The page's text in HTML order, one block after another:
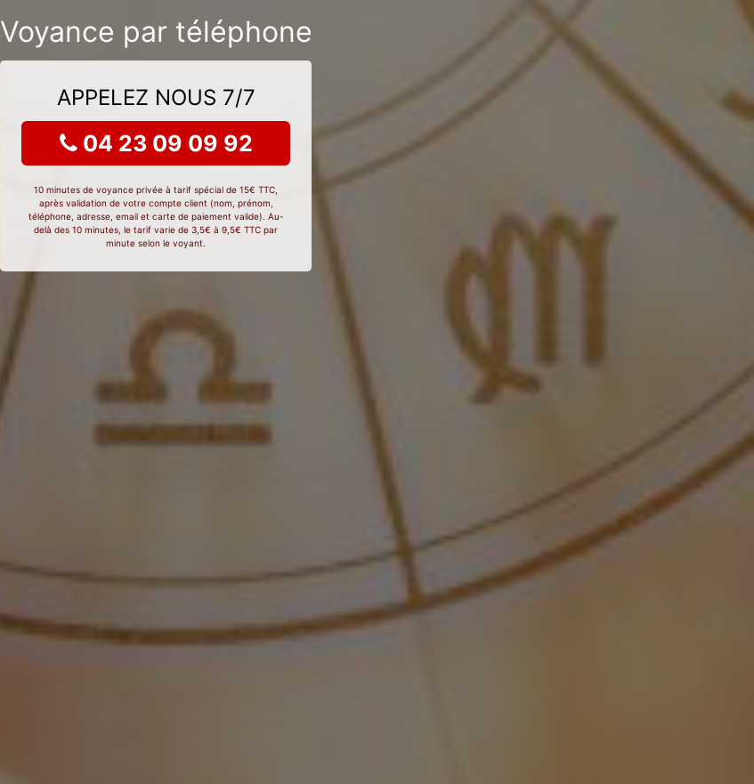
Voyance par téléphone
APPELEZ NOUS 7/7
04 23 09 09 92
10 minutes de voyance privée à tarif spécial de 15€ TTC,
après validation de votre compte client (nom, prénom,
téléphone, adresse, email et carte de paiement valide). Au-
delà des 10 minutes, le tarif varie de 3,5€ à 9,5€ TTC par
minute selon le voyant.